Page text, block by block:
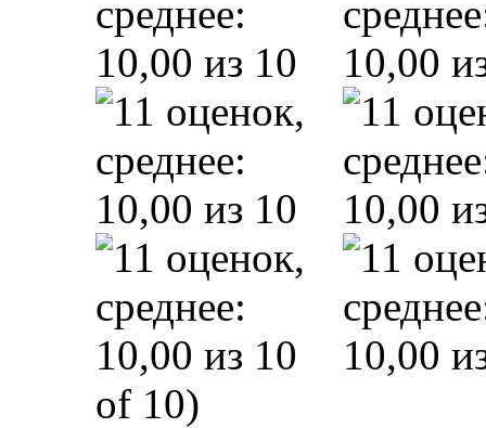
of 10)